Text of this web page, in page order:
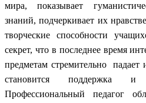
мира, показывает
знаний, подчеркивает их
творческие способности
секрет, что в последнее время
предметам стремительно падает
становится поддержка и
Профессиональный педагог